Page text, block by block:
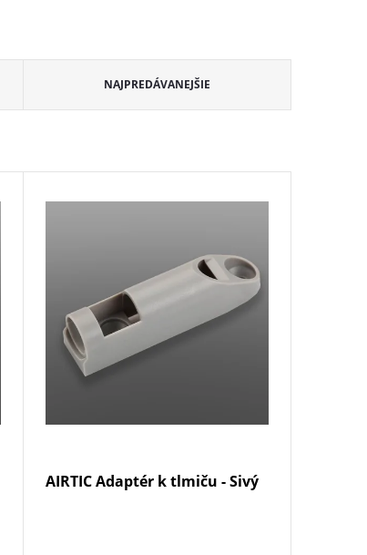
NAJPREDÁVANEJŠIE
AIRTIC Adaptér k tlmiču - Sivý